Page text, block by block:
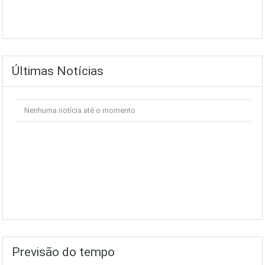
Últimas Notícias
Nenhuma notícia até o momento
Previsão do tempo